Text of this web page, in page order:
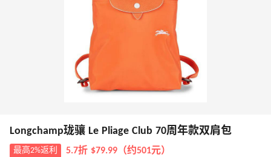
Longchamp珑骧 Le Pliage Club 70周年款双肩包
最高2%返利 5.7折 $79.99（约501元）